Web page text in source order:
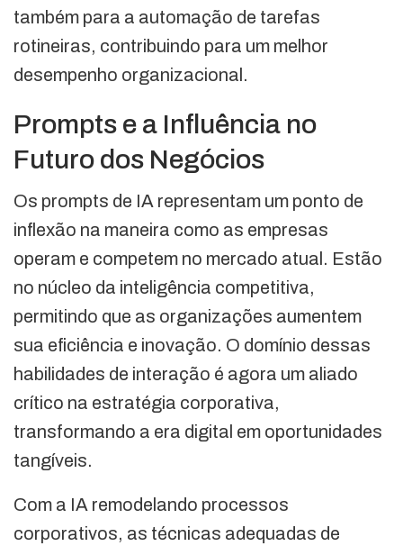
também para a automação de tarefas
rotineiras, contribuindo para um melhor
desempenho organizacional.
Prompts e a Influência no
Futuro dos Negócios
Os prompts de IA representam um ponto de
inflexão na maneira como as empresas
operam e competem no mercado atual. Estão
no núcleo da inteligência competitiva,
permitindo que as organizações aumentem
sua eficiência e inovação. O domínio dessas
habilidades de interação é agora um aliado
crítico na estratégia corporativa,
transformando a era digital em oportunidades
tangíveis.
Com a IA remodelando processos
corporativos, as técnicas adequadas de